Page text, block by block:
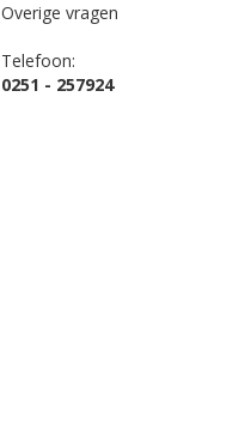
Overige vragen
Telefoon:
0251 - 257924